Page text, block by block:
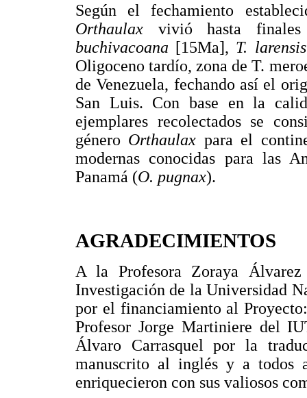
Según el fechamiento
Orthaulax vivió hasta
buchivacoana [15Ma], T. larensis
Oligoceno tardío, zona de T.
de Venezuela, fechando así el
San Luis. Con base en la
ejemplares recolectados se
género Orthaulax para el
modernas conocidas para las
Panamá (O. pugnax).
AGRADECIMIENTOS
A la Profesora Zoraya
Investigación de la Universidad
por el financiamiento al
Profesor Jorge Martiniere del
Álvaro Carrasquel por la
manuscrito al inglés y a todos
enriquecieron con sus valiosos